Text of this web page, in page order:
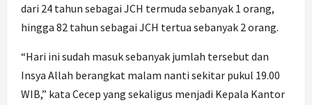
dari 24 tahun sebagai JCH termuda sebanyak 1 orang,
hingga 82 tahun sebagai JCH tertua sebanyak 2 orang.
“Hari ini sudah masuk sebanyak jumlah tersebut dan
Insya Allah berangkat malam nanti sekitar pukul 19.00
WIB,” kata Cecep yang sekaligus menjadi Kepala Kantor